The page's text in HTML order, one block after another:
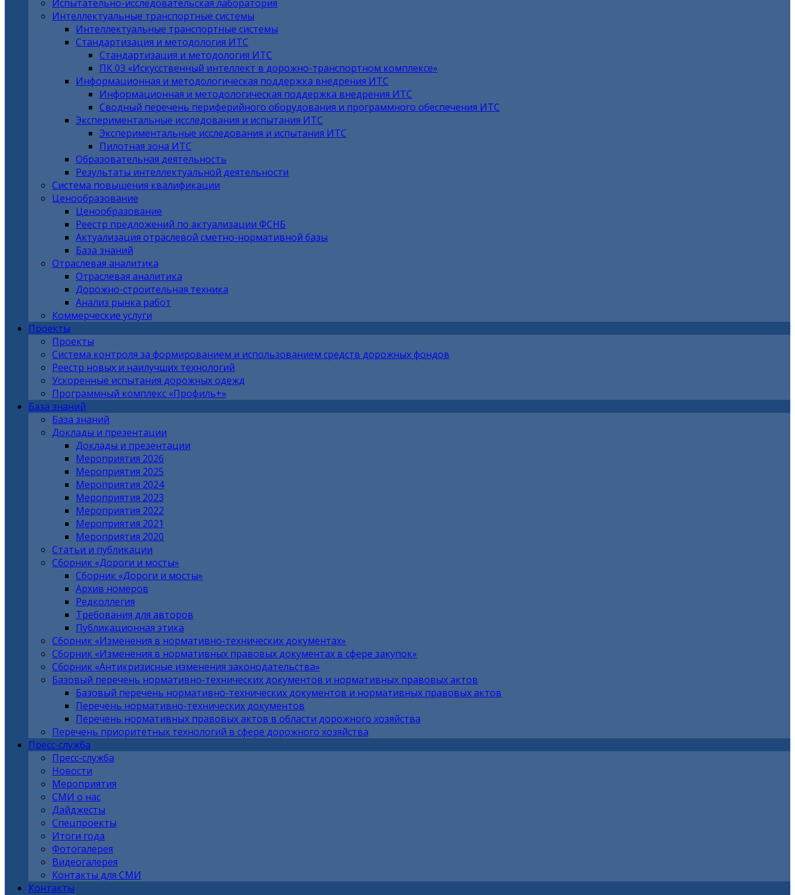
Испытательно-исследовательская лаборатория
Интеллектуальные транспортные системы
Интеллектуальные транспортные системы
Стандартизация и методология ИТС
Стандартизация и методология ИТС
ПК 03 «Искусственный интеллект в дорожно-транспортном комплексе»
Информационная и методологическая поддержка внедрения ИТС
Информационная и методологическая поддержка внедрения ИТС
Сводный перечень периферийного оборудования и программного обеспечения ИТС
Экспериментальные исследования и испытания ИТС
Экспериментальные исследования и испытания ИТС
Пилотная зона ИТС
Образовательная деятельность
Результаты интеллектуальной деятельности
Система повышения квалификации
Ценообразование
Ценообразование
Реестр предложений по актуализации ФСНБ
Актуализация отраслевой сметно-нормативной базы
База знаний
Отраслевая аналитика
Отраслевая аналитика
Дорожно-строительная техника
Анализ рынка работ
Коммерческие услуги
Проекты
Проекты
Система контроля за формированием и использованием средств дорожных фондов
Реестр новых и наилучших технологий
Ускоренные испытания дорожных одежд
Программный комплекс «Профиль+»
База знаний
База знаний
Доклады и презентации
Доклады и презентации
Мероприятия 2026
Мероприятия 2025
Мероприятия 2024
Мероприятия 2023
Мероприятия 2022
Мероприятия 2021
Мероприятия 2020
Статьи и публикации
Сборник «Дороги и мосты»
Сборник «Дороги и мосты»
Архив номеров
Редколлегия
Требования для авторов
Публикационная этика
Сборник «Изменения в нормативно-технических документах»
Сборник «Изменения в нормативных правовых документах в сфере закупок»
Сборник «Антикризисные изменения законодательства»
Базовый перечень нормативно-технических документов и нормативных правовых актов
Базовый перечень нормативно-технических документов и нормативных правовых актов
Перечень нормативно-технических документов
Перечень нормативных правовых актов в области дорожного хозяйства
Перечень приоритетных технологий в сфере дорожного хозяйства
Пресс-служба
Пресс-служба
Новости
Мероприятия
СМИ о нас
Дайджесты
Спецпроекты
Итоги года
Фотогалерея
Видеогалерея
Контакты для СМИ
Контакты